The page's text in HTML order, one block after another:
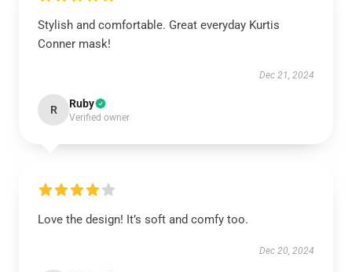
Stylish and comfortable. Great everyday Kurtis
Conner mask!
Dec 21, 2024
R Ruby
Verified owner
Love the design! It’s soft and comfy too.
Dec 20, 2024